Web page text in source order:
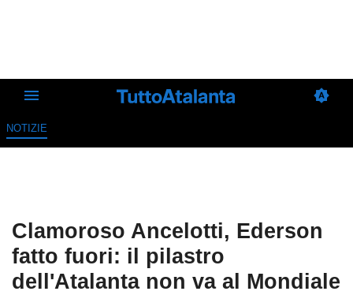
NOTIZIE
Clamoroso Ancelotti, Ederson
fatto fuori: il pilastro
dell'Atalanta non va al Mondiale